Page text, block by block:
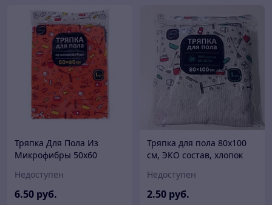
Тряпка Для Пола Из
Микрофибры 50х60
Недоступен
6.50 руб.
Тряпка для пола 80х100
см, ЭКО состав, хлопок
Недоступен
2.50 руб.